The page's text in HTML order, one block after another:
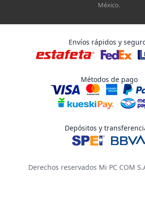
México.
Envíos rápidos y
Métodos de pago
Depósitos y
Derechos reservados Mi PC COM